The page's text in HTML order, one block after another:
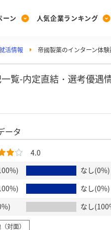
ーン
る
人気企業ランキング
ングを見る
る
企業特集
活情報 帝國製薬のインターン体
覧-内定直結・選考優遇
ータ
4.0
なし(0%)
なし(0%)
なし
対面）